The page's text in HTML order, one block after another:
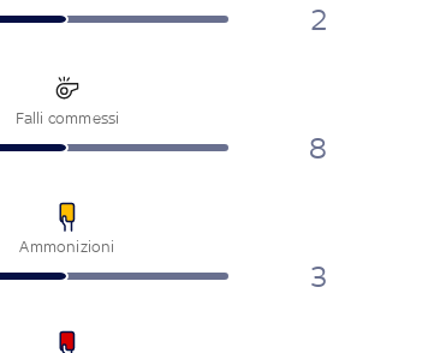
2
Falli commessi
8
Ammonizioni
3